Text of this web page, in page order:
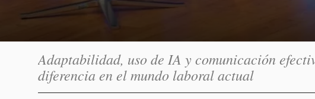
Adaptabilidad, uso de IA y comunicación
diferencia en el mundo laboral actual